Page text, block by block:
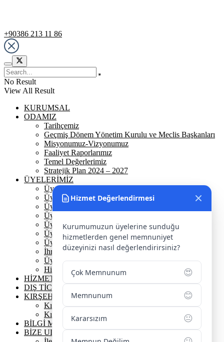
+90386 213 11 86
Hizmet Değerlendirmesi
Kurumumuzun üyelerine sunduğu
hizmetlerden genel memnuniyet
düzeyinizi nasıl değerlendirirsiniz?
Çok Memnunum 😍
Memnunum 😊
Kararsızım 😐
No Result
View All Result
KURUMSAL
ODAMIZ
Tarihçemiz
Geçmiş Dönem Yönetim Kurulu ve Meclis Başkanları
Misyonumuz-Vizyonumuz
Faaliyet Raporlarımız
Temel Değerlerimiz
Stratejik Plan 2024 – 2027
ÜYELERİMİZ
Üyelerimiz
Üyelik
Üyelik Ön Başvuru
Üyelik Avantajlarımız
Üye Danışmanına Sor
Üye Sorumluluklarımız
Üye Bilgi Güncelleme Formu
İhracat Danışmanına Sor
Üye Başarı Hikayeleri
Hizmet Standartları Tablosu
HİZMETLERİMİZ
DIŞ TİCARET
KIRŞEHİR
Kırşehir Tarihi
Kırşehir Coğrafi İşaretler
BİLGİ MERKEZİ
BİZE ULAŞIN